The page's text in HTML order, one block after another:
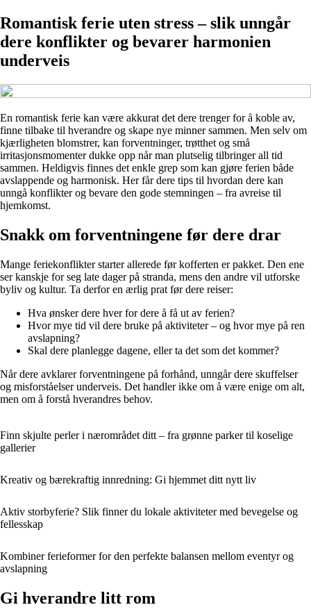
Romantisk ferie uten stress – slik unngår
dere konflikter og bevarer harmonien
underveis
En romantisk ferie kan være akkurat det dere trenger for å koble av,
finne tilbake til hverandre og skape nye minner sammen. Men selv om
kjærligheten blomstrer, kan forventninger, trøtthet og små
irritasjonsmomenter dukke opp når man plutselig tilbringer all tid
sammen. Heldigvis finnes det enkle grep som kan gjøre ferien både
avslappende og harmonisk. Her får dere tips til hvordan dere kan
unngå konflikter og bevare den gode stemningen – fra avreise til
hjemkomst.
Snakk om forventningene før dere drar
Mange feriekonflikter starter allerede før kofferten er pakket. Den ene
ser kanskje for seg late dager på stranda, mens den andre vil utforske
byliv og kultur. Ta derfor en ærlig prat før dere reiser:
Hva ønsker dere hver for dere å få ut av ferien?
Hvor mye tid vil dere bruke på aktiviteter – og hvor mye på ren
avslapning?
Skal dere planlegge dagene, eller ta det som det kommer?
Når dere avklarer forventningene på forhånd, unngår dere skuffelser
og misforståelser underveis. Det handler ikke om å være enige om alt,
men om å forstå hverandres behov.
Finn skjulte perler i nærområdet ditt – fra grønne parker til koselige
gallerier
Kreativ og bærekraftig innredning: Gi hjemmet ditt nytt liv
Aktiv storbyferie? Slik finner du lokale aktiviteter med bevegelse og
fellesskap
Kombiner ferieformer for den perfekte balansen mellom eventyr og
avslapning
Gi hverandre litt rom